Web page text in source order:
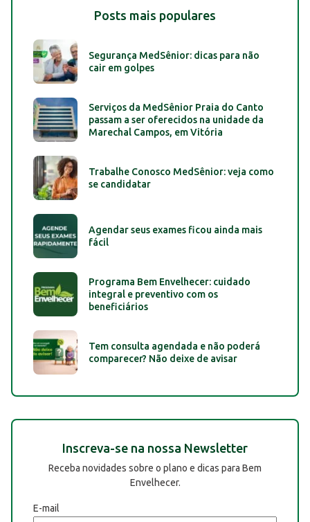
Posts mais populares
Segurança MedSênior: dicas para não
cair em golpes
Serviços da MedSênior Praia do Canto
passam a ser oferecidos na unidade da
Marechal Campos, em Vitória
Trabalhe Conosco MedSênior: veja como
se candidatar
Agendar seus exames ficou ainda mais
fácil
Programa Bem Envelhecer: cuidado
integral e preventivo com os
beneficiários
Tem consulta agendada e não poderá
comparecer? Não deixe de avisar
Inscreva-se na nossa Newsletter
Receba novidades sobre o plano e dicas para Bem
Envelhecer.
E-mail